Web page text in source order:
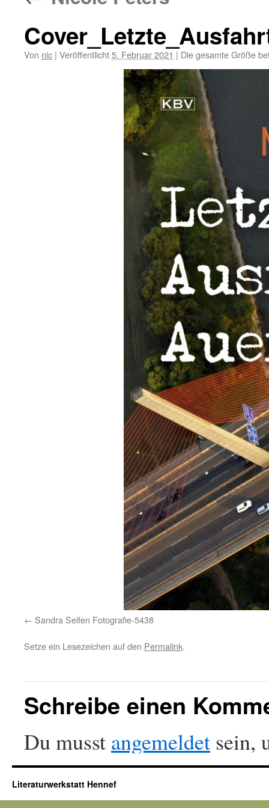
Von nic | Veröffentlicht5. Februar 2021 | Die gesamte Größe
Sandra Seifen Fotografie-5438
Setze ein Lesezeichen auf den Permalink.
Schreibe einen
Du musst angemeldet sein,
Literaturwerkstatt Hennef